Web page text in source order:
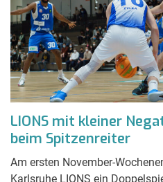
LIONS mit kleiner
beim Spitzenreiter
Am ersten November-
Karlsruhe LIONS ein